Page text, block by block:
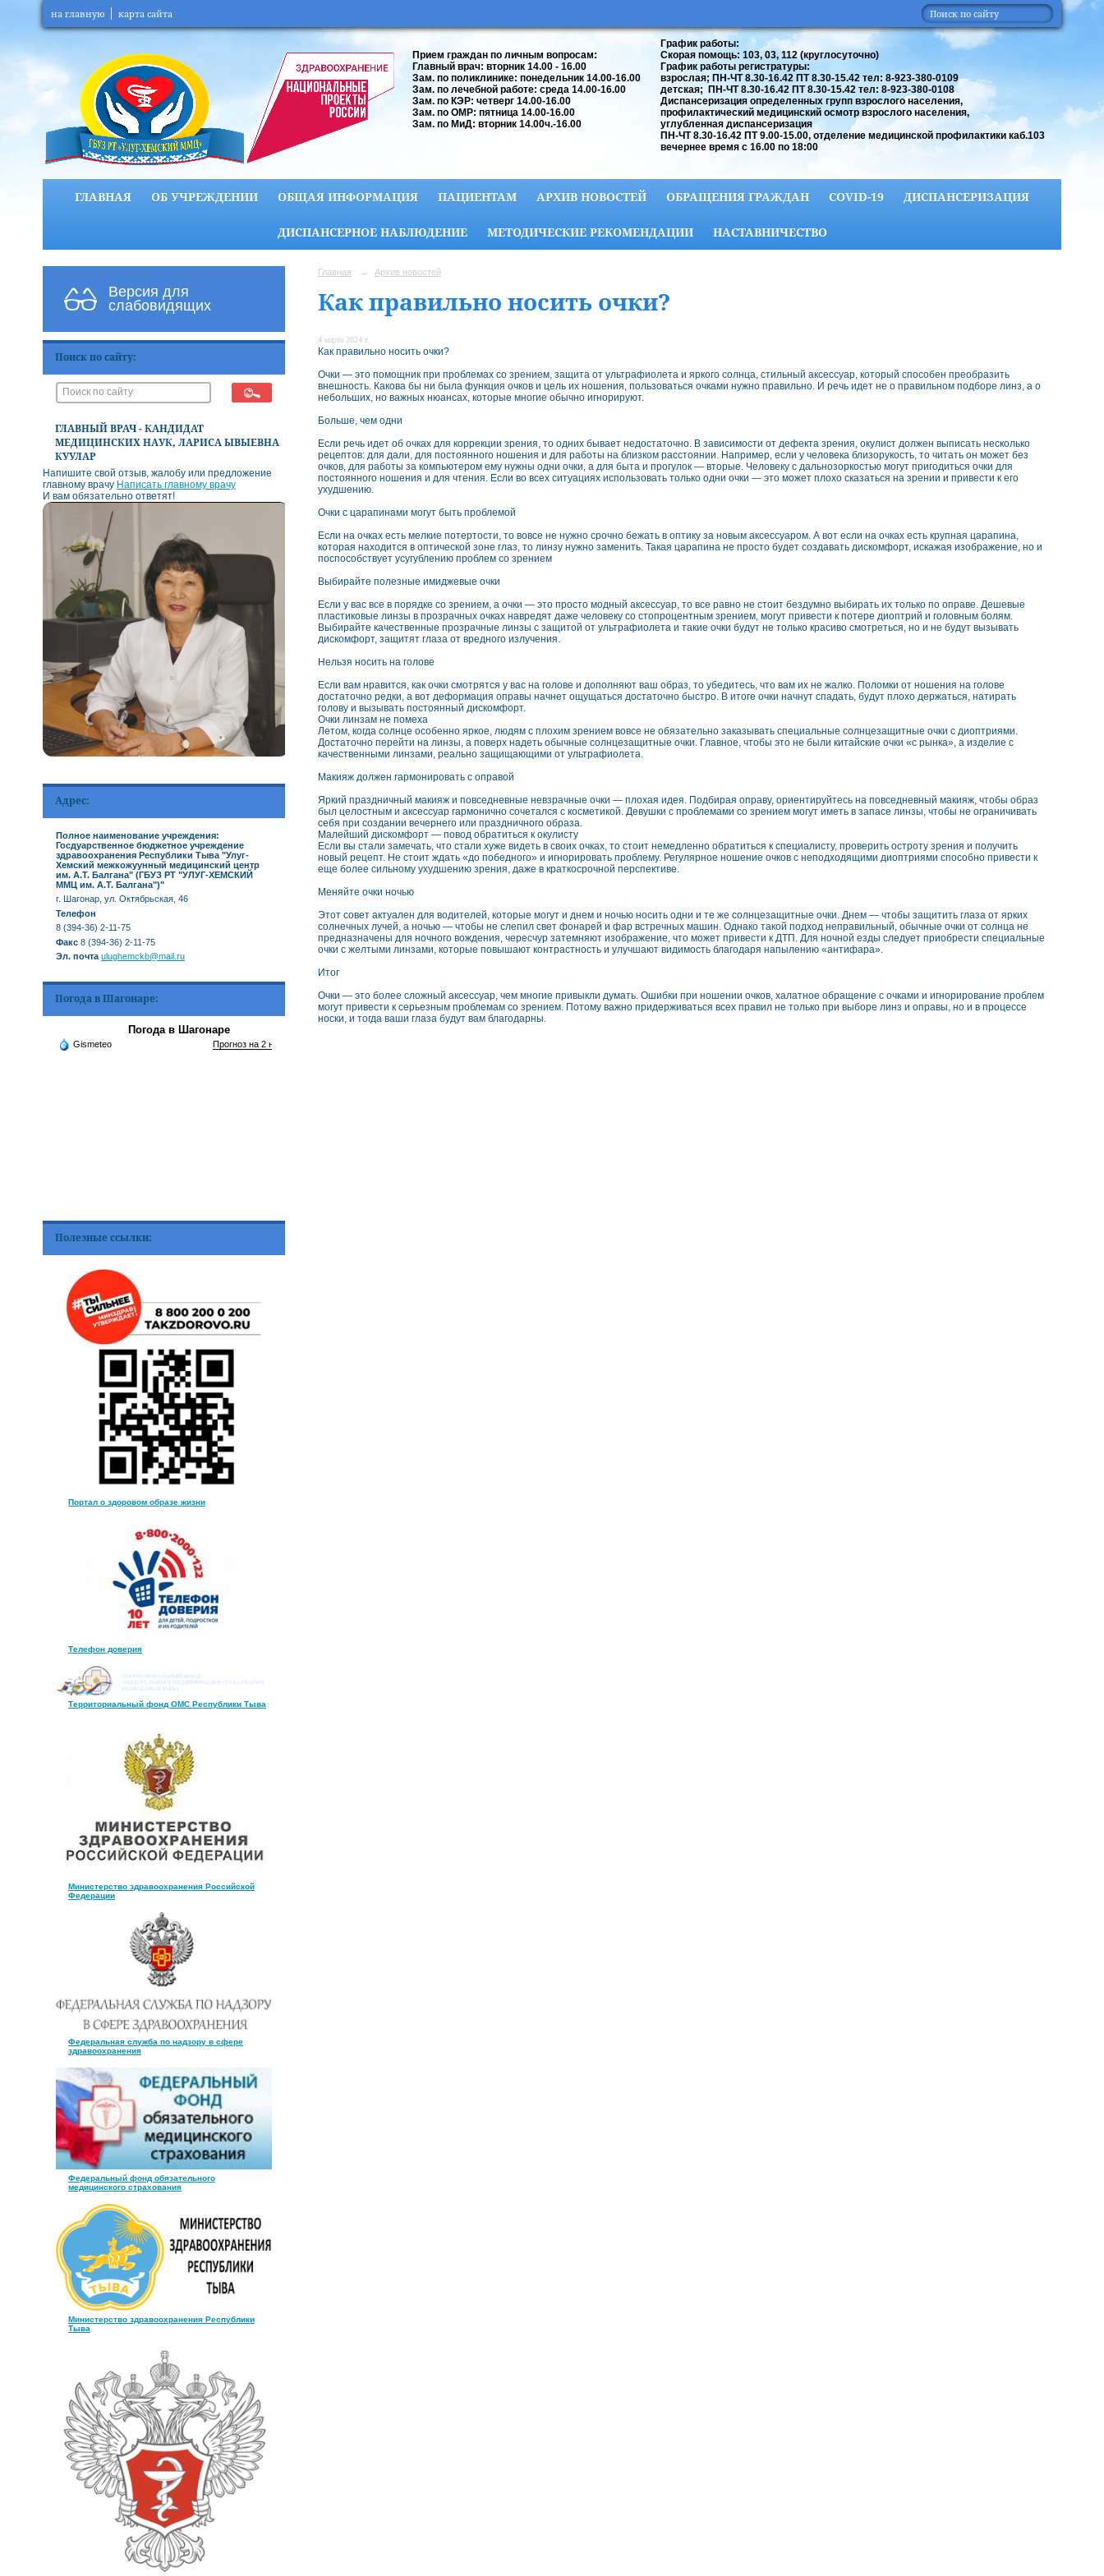
на главную карта сайта
Прием граждан по личным вопросам:
Главный врач: вторник 14.00 - 16.00
Зам. по поликлинике: понедельник 14.00-16.00
Зам. по лечебной работе: среда 14.00-16.00
Зам. по КЭР: четверг 14.00-16.00
Зам. по ОМР: пятница 14.00-16.00
Зам. по МиД: вторник 14.00ч.-16.00
График работы:
Скорая помощь: 103, 03, 112 (круглосуточно)
График работы регистратуры:
взрослая; ПН-ЧТ 8.30-16.42 ПТ 8.30-15.42 тел: 8-923-380-0109
детская; ПН-ЧТ 8.30-16.42 ПТ 8.30-15.42 тел: 8-923-380-0108
Диспансеризация определенных групп взрослого населения,
профилактический медицинский осмотр взрослого населения,
углубленная диспансеризация
ПН-ЧТ 8.30-16.42 ПТ 9.00-15.00, отделение медицинской профилактики каб.103
вечернее время с 16.00 по 18:00
ГЛАВНАЯ ОБ УЧРЕЖДЕНИИ ОБЩАЯ ИНФОРМАЦИЯ ПАЦИЕНТАМ АРХИВ НОВОСТЕЙ ОБРАЩЕНИЯ ГРАЖДАН COVID-19 ДИСПАНСЕРИЗАЦИЯ
ДИСПАНСЕРНОЕ НАБЛЮДЕНИЕ МЕТОДИЧЕСКИЕ РЕКОМЕНДАЦИИ НАСТАВНИЧЕСТВО
Версия для
слабовидящих
Поиск по сайту:
ГЛАВНЫЙ ВРАЧ - КАНДИДАТ
МЕДИЦИНСКИХ НАУК, ЛАРИСА ЫВЫЕВНА
КУУЛАР
Напишите свой отзыв, жалобу или предложение
главному врачу Написать главному врачу
И вам обязательно ответят!
Адрес:
Полное наименование учреждения:
Госдуарственное бюджетное учреждение
здравоохранения Республики Тыва "Улуг-
Хемский межкожуунный медицинский центр
им. А.Т. Балгана" (ГБУЗ РТ "УЛУГ-ХЕМСКИЙ
ММЦ им. А.Т. Балгана")"
г. Шагонар, ул. Октябрьская, 46
Телефон
8 (394-36) 2-11-75
Факс 8 (394-36) 2-11-75
Эл. почта ulughemckb@mail.ru
Погода в Шагонаре:
Погода в Шагонаре
Gismeteo Прогноз на 2 недели
Полезные ссылки:
Портал о здоровом образе жизни
Телефон доверия
Территориальный фонд ОМС Республики Тыва
Министерство здравоохранения Российской
Федерации
Федеральная служба по надзору в сфере
здравоохранения
Федеральный фонд обязательного
медицинского страхования
Министерство здравоохранения Республики
Тыва
Главная → Архив новостей
Как правильно носить очки?
4 марта 2024 г.
Как правильно носить очки?
Очки — это помощник при проблемах со зрением, защита от ультрафиолета и яркого солнца, стильный аксессуар, который способен преобразить
внешность. Какова бы ни была функция очков и цель их ношения, пользоваться очками нужно правильно. И речь идет не о правильном подборе линз, а о
небольших, но важных нюансах, которые многие обычно игнорируют.
Больше, чем одни
Если речь идет об очках для коррекции зрения, то одних бывает недостаточно. В зависимости от дефекта зрения, окулист должен выписать несколько
рецептов: для дали, для постоянного ношения и для работы на близком расстоянии. Например, если у человека близорукость, то читать он может без
очков, для работы за компьютером ему нужны одни очки, а для быта и прогулок — вторые. Человеку с дальнозоркостью могут пригодиться очки для
постоянного ношения и для чтения. Если во всех ситуациях использовать только одни очки — это может плохо сказаться на зрении и привести к его
ухудшению.
Очки с царапинами могут быть проблемой
Если на очках есть мелкие потертости, то вовсе не нужно срочно бежать в оптику за новым аксессуаром. А вот если на очках есть крупная царапина,
которая находится в оптической зоне глаз, то линзу нужно заменить. Такая царапина не просто будет создавать дискомфорт, искажая изображение, но и
поспособствует усугублению проблем со зрением
Выбирайте полезные имиджевые очки
Если у вас все в порядке со зрением, а очки — это просто модный аксессуар, то все равно не стоит бездумно выбирать их только по оправе. Дешевые
пластиковые линзы в прозрачных очках навредят даже человеку со стопроцентным зрением, могут привести к потере диоптрий и головным болям.
Выбирайте качественные прозрачные линзы с защитой от ультрафиолета и такие очки будут не только красиво смотреться, но и не будут вызывать
дискомфорт, защитят глаза от вредного излучения.
Нельзя носить на голове
Если вам нравится, как очки смотрятся у вас на голове и дополняют ваш образ, то убедитесь, что вам их не жалко. Поломки от ношения на голове
достаточно редки, а вот деформация оправы начнет ощущаться достаточно быстро. В итоге очки начнут спадать, будут плохо держаться, натирать
голову и вызывать постоянный дискомфорт.
Очки линзам не помеха
Летом, когда солнце особенно яркое, людям с плохим зрением вовсе не обязательно заказывать специальные солнцезащитные очки с диоптриями.
Достаточно перейти на линзы, а поверх надеть обычные солнцезащитные очки. Главное, чтобы это не были китайские очки «с рынка», а изделие с
качественными линзами, реально защищающими от ультрафиолета.
Макияж должен гармонировать с оправой
Яркий праздничный макияж и повседневные невзрачные очки — плохая идея. Подбирая оправу, ориентируйтесь на повседневный макияж, чтобы образ
был целостным и аксессуар гармонично сочетался с косметикой. Девушки с проблемами со зрением могут иметь в запасе линзы, чтобы не ограничивать
себя при создании вечернего или праздничного образа.
Малейший дискомфорт — повод обратиться к окулисту
Если вы стали замечать, что стали хуже видеть в своих очках, то стоит немедленно обратиться к специалисту, проверить остроту зрения и получить
новый рецепт. Не стоит ждать «до победного» и игнорировать проблему. Регулярное ношение очков с неподходящими диоптриями способно привести к
еще более сильному ухудшению зрения, даже в краткосрочной перспективе.
Меняйте очки ночью
Этот совет актуален для водителей, которые могут и днем и ночью носить одни и те же солнцезащитные очки. Днем — чтобы защитить глаза от ярких
солнечных лучей, а ночью — чтобы не слепил свет фонарей и фар встречных машин. Однако такой подход неправильный, обычные очки от солнца не
предназначены для ночного вождения, чересчур затемняют изображение, что может привести к ДТП. Для ночной езды следует приобрести специальные
очки с желтыми линзами, которые повышают контрастность и улучшают видимость благодаря напылению «антифара».
Итог
Очки — это более сложный аксессуар, чем многие привыкли думать. Ошибки при ношении очков, халатное обращение с очками и игнорирование проблем
могут привести к серьезным проблемам со зрением. Потому важно придерживаться всех правил не только при выборе линз и оправы, но и в процессе
носки, и тогда ваши глаза будут вам благодарны.